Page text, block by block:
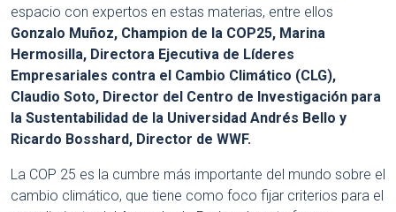
espacio con expertos en estas materias, entre ellos
Gonzalo Muñoz, Champion de la COP25, Marina
Hermosilla, Directora Ejecutiva de Líderes
Empresariales contra el Cambio Climático (CLG),
Claudio Soto, Director del Centro de Investigación para
la Sustentabilidad de la Universidad Andrés Bello y
Ricardo Bosshard, Director de WWF.
La COP 25 es la cumbre más importante del mundo sobre el
cambio climático, que tiene como foco fijar criterios para el